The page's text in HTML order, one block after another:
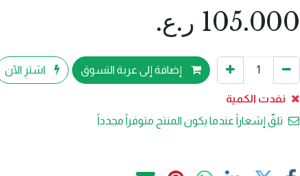
105.000 ر.ع.
إضافة إلى عربة التسوق اشترِ الآن
نفدت الكمية
تلقّ إشعاراً عندما يكون المنتج متوفراً مجدداً